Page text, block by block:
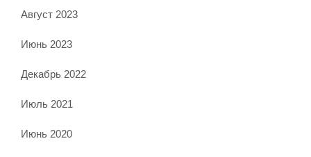
Август 2023
Июнь 2023
Декабрь 2022
Июль 2021
Июнь 2020